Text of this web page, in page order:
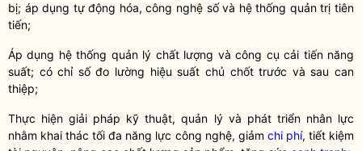
bị; áp dụng tự động hóa,công nghệ số và hệ thống quản trị tiên
tiến;
Áp dụng hệ thống quản lý chất lượng và công cụ cải tiến năng
suất; có chỉ số đo lường hiệu suất chủ chốt trước và sau can
thiệp;
Thực hiện giải pháp kỹ thuật, quản lý và phát triển nhân lực
nhằm khai thác tối đa năng lực công nghệ, giảm chi phí, tiết kiệm